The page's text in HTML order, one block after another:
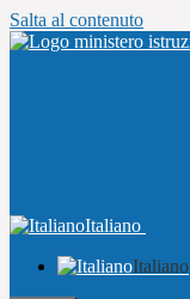
Salta al contenuto
Italiano
Italiano